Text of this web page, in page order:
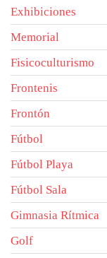
Exhibiciones
Memorial
Fisicoculturismo
Frontenis
Frontón
Fútbol
Fútbol Playa
Fútbol Sala
Gimnasia Rítmica
Golf